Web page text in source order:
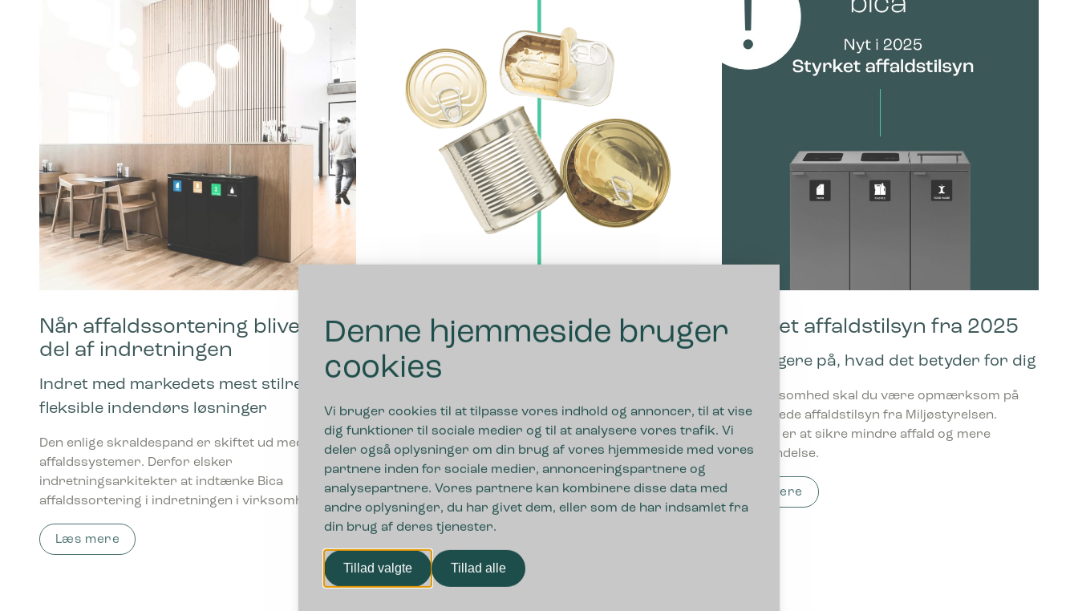
Denne hjemmeside bruger
cookies
Vi bruger cookies til at tilpasse vores indhold og annoncer, til at vise
dig funktioner til sociale medier og til at analysere vores trafik. Vi
deler også oplysninger om din brug af vores hjemmeside med vores
partnere inden for sociale medier, annonceringspartnere og
analysepartnere. Vores partnere kan kombinere disse data med
andre oplysninger, du har givet dem, eller som de har indsamlet fra
din brug af deres tjenester.
Tillad valgte Tillad alle
Når affaldssortering bliver en
del af indretningen
Indret med markedets mest stilrene og
fleksible indendørs løsninger
Den enlige skraldespand er skiftet ud med
affaldssystemer. Derfor elsker
indretningsarkitekter at indtænke Bica
affaldssortering i indretningen i virksomhederne.
Læs mere
Lær om affaldshierarkiet og -
begreber
begreber indenfor affald og sortering
Første prioritet er at mindske mængderne af
affald. Herefter bevæger vi os ned ad i
affaldshierarkiet til genbrug og genanvendelse.
Bliv inspireret til, hvordan vi gør det.
Styrket affaldstilsyn fra 2025
Bliv klogere på, hvad det betyder for dig
Som virksomhed skal du være opmærksom på
det styrkede affaldstilsyn fra Miljøstyrelsen.
Formålet er at sikre mindre affald og mere
genanvendelse.
Læs mere